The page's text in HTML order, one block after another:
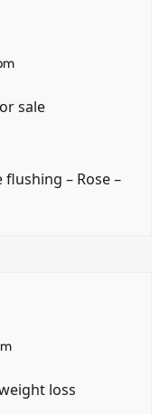
sale
flushing – Rose–
loss